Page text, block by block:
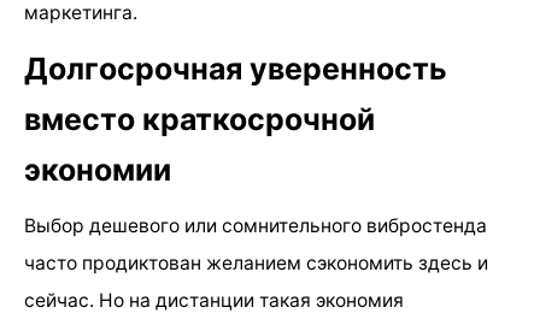
маркетинга.
Долгосрочная уверенность
вместо краткосрочной
экономии
Выбор дешевого или сомнительного вибростенда
часто продиктован желанием сэкономить здесь и
сейчас. Но на дистанции такая экономия